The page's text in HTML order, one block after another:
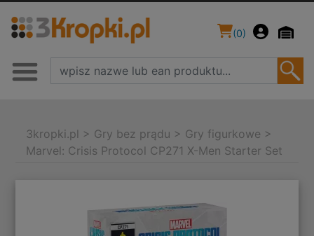
(0)
3kropki.pl > Gry bez prądu > Gry figurkowe >
Marvel: Crisis Protocol CP271 X-Men Starter Set